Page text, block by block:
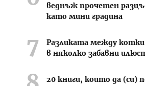
веднъж прочетен
като мини градина
Разликата между котки
в няколко забавни
20 книги, които да (си)